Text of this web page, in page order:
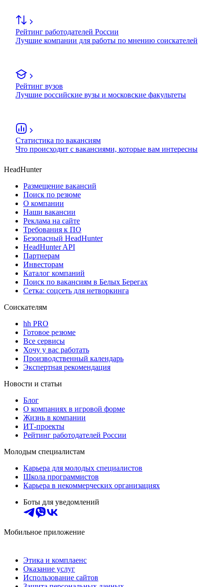
Рейтинг работодателей России
Лучшие компании для работы по мнению соискателей
Рейтинг вузов
Лучшие российские вузы и московские факультеты
Статистика по вакансиям
Что происходит с вакансиями, которые вам интересны
HeadHunter
Размещение вакансий
Поиск по резюме
О компании
Наши вакансии
Реклама на сайте
Требования к ПО
Безопасный HeadHunter
HeadHunter API
Партнерам
Инвесторам
Каталог компаний
Поиск по вакансиям в Белых Берегах
Сетка: соцсеть для нетворкинга
Соискателям
hh PRO
Готовое резюме
Все сервисы
Хочу у вас работать
Производственный календарь
Экспертная рекомендация
Новости и статьи
Блог
О компаниях в игровой форме
Жизнь в компании
ИТ-проекты
Рейтинг работодателей России
Молодым специалистам
Карьера для молодых специалистов
Школа программистов
Карьера в некоммерческих организациях
Боты для уведомлений
Мобильное приложение
Этика и комплаенс
Оказание услуг
Использование сайтов